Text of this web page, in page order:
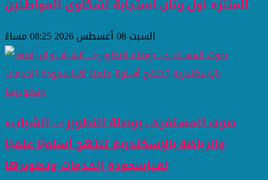
المنتزه أول وثان استجابة لشكاوى المواطنين
السبت 08 أغسطس 2026 08:25 مساءً
«صوت المستفيد.. بوصلة التطوير».. الشباب
والرياضة بالإسكندرية تنتهج أسلوبًا علميًا
لقياسجودة الخدمات وتطويرها